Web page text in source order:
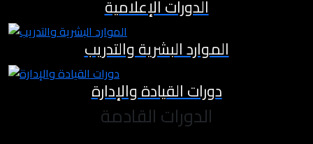
الدورات الإعلامية
الموارد البشرية والتدريب
دورات القيادة والإدارة
الدورات القادمة